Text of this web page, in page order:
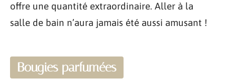
offre une quantité extraordinaire. Aller à la
salle de bain n’aura jamais été aussi amusant !
Bougies parfumées